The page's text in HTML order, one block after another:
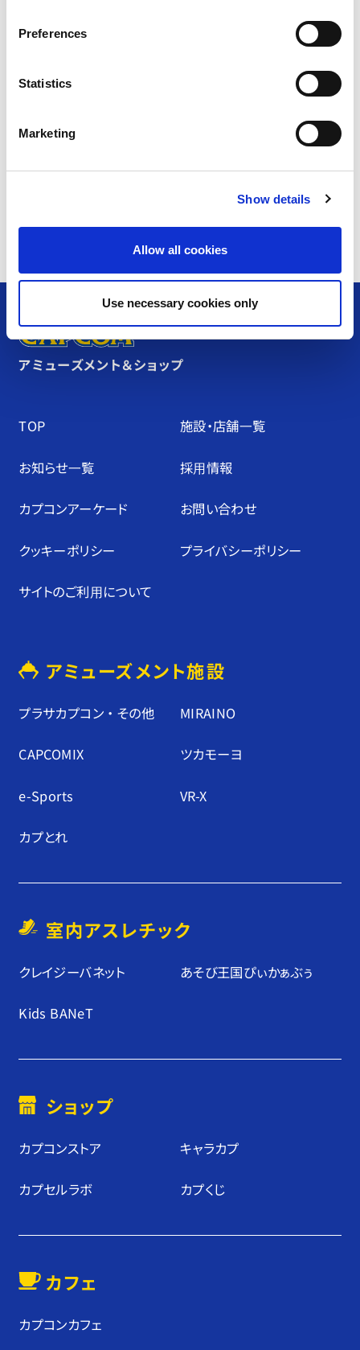
Preferences
Statistics
Marketing
Show details
Allow all cookies
Use necessary cookies only
静岡県
愛知県
アミューズファクトリー 常
アミューズメント＆ショップ
TOP 施設・店舗⼀覧
お知らせ⼀覧 採⽤情報
カプコンアーケード お問い合わせ
クッキーポリシー プライバシーポリシー
サイトのご利⽤について
アミューズメント施設
プラサカプコン ・ その他 MIRAINO
CAPCOMIX ツカモーヨ
e-Sports VR-X
カプとれ
室内アスレチック
クレイジーバネット あそび王国ぴぃかぁぶぅ
Kids BANeT
ショップ
カプコンストア キャラカプ
カプセルラボ カプくじ
カフェ
カプコンカフェ